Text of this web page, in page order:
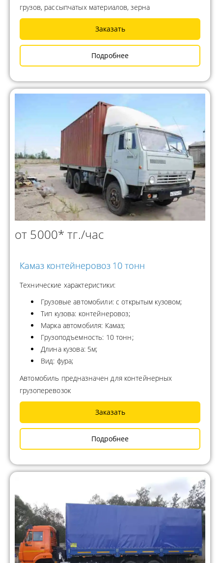
грузов, рассыпчатых материалов, зерна
Заказать
Подробнее
от 5000* тг./час
Камаз контейнеровоз 10 тонн
Технические характеристики:
Грузовые автомобили: с открытым кузовом;
Тип кузова: контейнеровоз;
Марка автомобиля: Камаз;
Грузоподъемность: 10 тонн;
Длина кузова: 5м;
Вид: фура;
Автомобиль предназначен для контейнерных
грузоперевозок
Заказать
Подробнее